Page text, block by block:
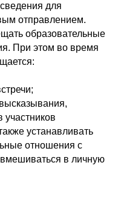
для
отправлением.
образовательные
При этом во время
участников
устанавливать
отношения с
в личную